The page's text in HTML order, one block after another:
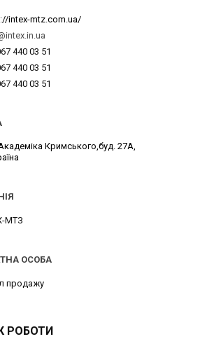
intex-mtz.com.ua/
440 03 51
440 03 51
440 03 51
Кримського,буд. 27А,
МТЗ
продажу
РОБОТИ